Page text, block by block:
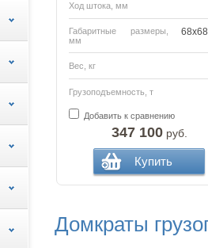
Ход штока, мм
Габаритные размеры,
мм
Вес, кг
Грузоподъемность, т
Добавить к сравнению
347 100руб.
Купить
Домкраты